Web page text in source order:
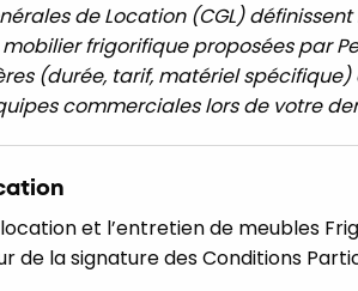
de Location (CGL)
frigorifique proposées par
(durée, tarif, matériel
commerciales lors de votre
et l’entretien de meubles
de la signature des Conditions